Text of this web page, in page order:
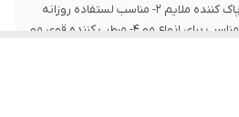
1 - پاک کننده ملایم 2- مناسب لستفاده روزانه
3- مناسب برای انواع مو 4- مرطب کننده قوی مو